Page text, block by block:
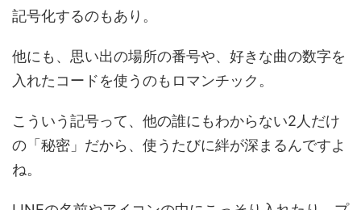
記号化するのもあり。
他にも、思い出の場所の番号や、好きな曲の数字を
入れたコードを使うのもロマンチック。
こういう記号って、他の誰にもわからない2人だけ
の「秘密」だから、使うたびに絆が深まるんですよ
ね。